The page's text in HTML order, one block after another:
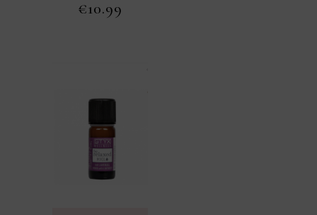
€10.99